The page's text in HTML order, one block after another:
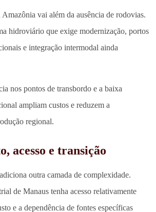
vai além da ausência de rodovias.
hidroviário que exige modernização, portos
e integração intermodal ainda
nos pontos de transbordo e a baixa
ampliam custos e reduzem a
regional.
acesso e transição
outra camada de complexidade.
de Manaus tenha acesso relativamente
e a dependência de fontes específicas